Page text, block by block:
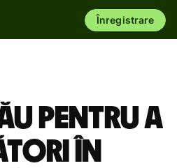
Înregistrare
pentru a
în